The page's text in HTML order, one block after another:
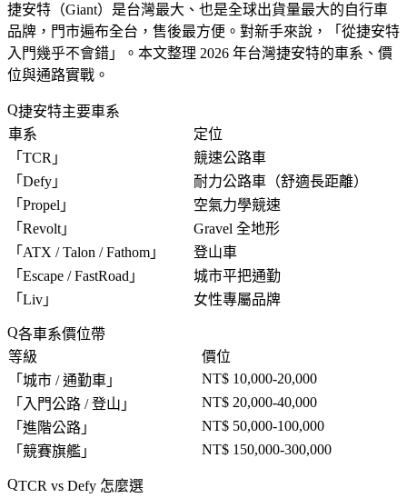
捷安特（Giant）是台灣最大、也是全球出貨量最大的自行車
品牌，門市遍布全台，售後最方便。對新手來說，「 從捷安特
入門幾乎不會錯 」。本文整理 2026 年台灣捷安特的車系、價
位與通路實戰。
捷安特主要車系
車系
定位
「 TCR 」
競速公路車
「 Defy 」
耐力公路車（舒適長距離）
「 Propel 」
空氣力學競速
「 Revolt 」
Gravel 全地形
「 ATX / Talon / Fathom 」
登山車
「 Escape / FastRoad 」
城市平把通勤
「 Liv 」 女性專屬品牌
各車系價位帶
等級
價位
「 城市 / 通勤車 」
NT$ 10,000-20,000
「 入門公路 / 登山 」
NT$ 20,000-40,000
「 進階公路 」
NT$ 50,000-100,000
「 競賽旗艦 」 NT$ 150,000-300,000
TCR vs Defy 怎麼選